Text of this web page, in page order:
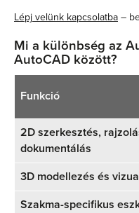
Lépj velünk kapcsolatba –
Mi a különbség az
AutoCAD között?
Funkció
2D szerkesztés,
dokumentálás
3D modellezés és
Szakma-specifikus